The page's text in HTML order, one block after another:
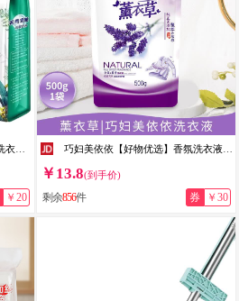
￥20
￥13.8(到手价)
剩余856件 券 ￥30